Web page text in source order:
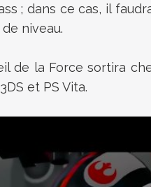
; dans ce cas, il
niveau.
de la Force sortira
et PS Vita.